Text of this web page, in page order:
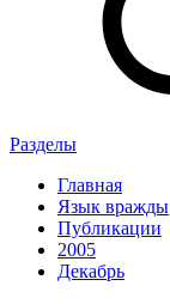
Разделы
Главная
Язык вражды
Публикации
2005
Декабрь